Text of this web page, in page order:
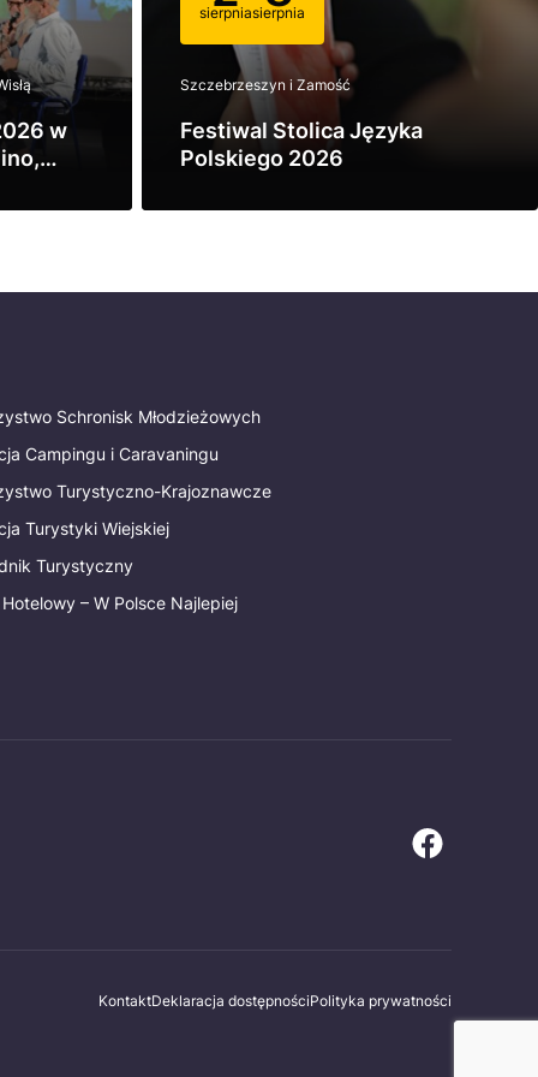
w
sierpniasierpnia
Szczebrzeszyn i Zamość
Festiwal Stolica Języka
Polskiego 2026
Zobacz
Schronisk Młodzieżowych
Campingu i Caravaningu
Turystyczno-Krajoznawcze
Turystyki Wiejskiej
Turystyczny
– W Polsce Najlepiej
KontaktDeklaracja dostępnościPolityka prywatności